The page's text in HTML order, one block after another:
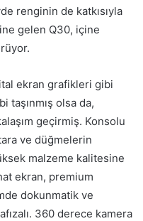
renginin de katkısıyla
gelen Q30, içine
ekran grafikleri gibi
taşınmış olsa da,
geçirmiş. Konsolu
ve düğmelerin
malzeme kalitesine
ekran, premium
dokunmatik ve
360 derece kamera